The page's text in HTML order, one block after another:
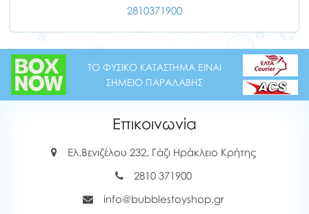
2810371900
ΤΟ ΦΥΣΙΚΟ ΚΑΤΑΣΤΗΜΑ ΕΙΝΑΙ
ΣΗΜΕΙΟ ΠΑΡΑΛΑΒΗΣ
Επικοινωνία
Ελ.Βενιζέλου 232, Γάζι Ηράκλειο Κρήτης
2810 371900
info@bubblestoyshop.gr